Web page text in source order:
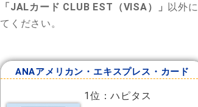
「JALカード CLUB EST（VISA）」 以外
てください。
ANAアメリカン・エキスプレス・カード
1位：ハピタス